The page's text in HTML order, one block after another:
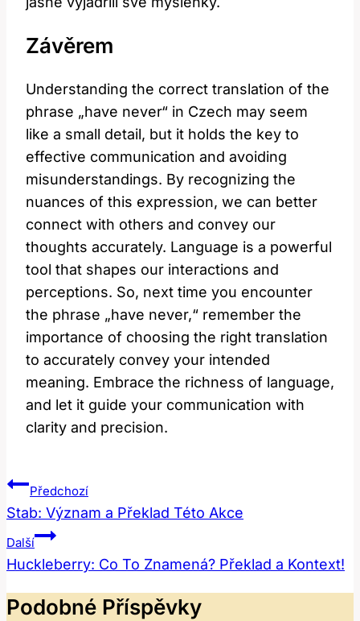
Závěrem
Understanding the correct translation of the
phrase „have never“ in Czech may seem
like a small detail, but it holds the key to
effective communication and avoiding
misunderstandings. By recognizing the
nuances of this expression, we can better
connect with others and convey our
thoughts accurately. Language is a powerful
tool that shapes our interactions and
perceptions. So, next time you encounter
the phrase „have never,“ remember the
importance of choosing the right translation
to accurately convey your intended
meaning. Embrace the richness of language,
and let it guide your communication with
clarity and precision.
Navigace
Pro
Příspěvek
Předchozí
Stab: Význam a Překlad Této Akce
Další
Huckleberry: Co To Znamená? Překlad a Kontext!
Podobné Příspěvky